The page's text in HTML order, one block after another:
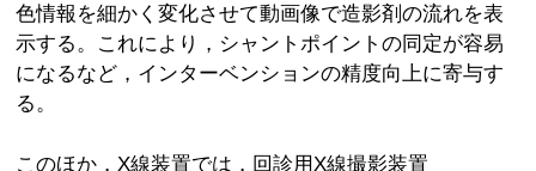
色情報を細かく変化させて動画像で造影剤の流れを表
示する。これにより，シャントポイントの同定が容易
になるなど，インターベンションの精度向上に寄与す
る。
このほか，X線装置では，回診用X線撮影装置